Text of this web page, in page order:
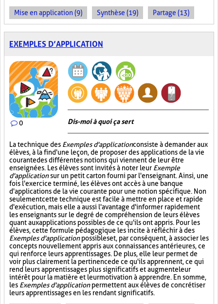
Mise en application (9) Synthèse (19) Partage (13)
EXEMPLES D’APPLICATION
0 Dis-moi à quoi ça sert
La technique des Exemples d'applicationconsiste à demander aux
élèves, à la fin d'une leçon, de proposer des applications de la vie
courante des différentes notions qui viennent de leur être
enseignées. Les élèves sont invités à noter leur Exemple
d'applicationsur un petit carton fourni par l'enseignant. Ainsi, une
fois l'exercice terminé, les élèves ont accès à une banque
d'applications de la vie courante pour une notion spécifique. Non
seulement cette technique est facile à mettre en place et rapide
d'exécution, mais elle a aussi l'avantage d'informer rapidement
les enseignants sur le degré de compréhension de leurs élèves
quant aux applications possibles de ce qu'ils ont appris. Pour les
élèves, cette formule pédagogique les incite à réfléchir à des
Exemples d'applicationpossibles et, par conséquent, à associer les
concepts nouvellement appris aux connaissances antérieures, ce
qui renforce leurs apprentissages. De plus, elle leur permet de
voir plus clairement la pertinence de ce qu'ils apprennent, ce qui
rend leurs apprentissages plus significatifs et augmente leur
intérêt pour la matière et leur motivation à apprendre. En somme,
les Exemples d'applicationpermettent aux élèves de concrétiser
leurs apprentissages en les rendant significatifs.